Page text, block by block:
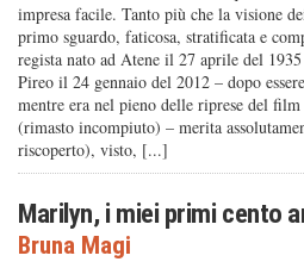
impresa facile. Tanto più che la visione
primo sguardo, faticosa, stratificata e
regista nato ad Atene il 27 aprile del
Pireo il 24 gennaio del 2012 – dopo
mentre era nel pieno delle riprese del
(rimasto incompiuto) – merita
riscoperto), visto, [...]
Marilyn, i miei primi cento
Bruna Magi